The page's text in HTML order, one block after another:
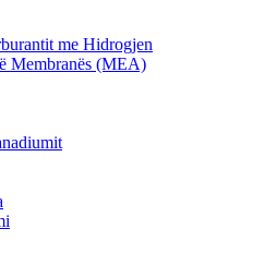
me Hidrogjen
Membranës (MEA)